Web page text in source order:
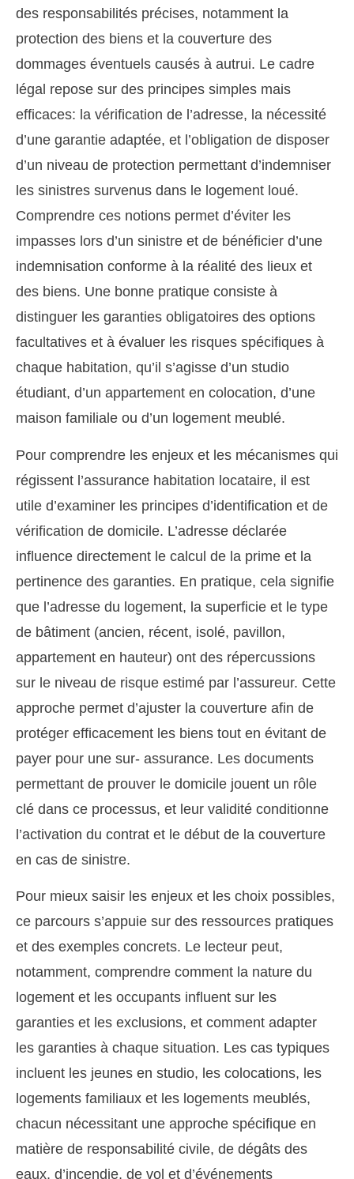
des responsabilités précises, notamment la
protection des biens et la couverture des
dommages éventuels causés à autrui. Le cadre
légal repose sur des principes simples mais
efficaces: la vérification de l’adresse, la nécessité
d’une garantie adaptée, et l’obligation de disposer
d’un niveau de protection permettant d’indemniser
les sinistres survenus dans le logement loué.
Comprendre ces notions permet d’éviter les
impasses lors d’un sinistre et de bénéficier d’une
indemnisation conforme à la réalité des lieux et
des biens. Une bonne pratique consiste à
distinguer les garanties obligatoires des options
facultatives et à évaluer les risques spécifiques à
chaque habitation, qu’il s’agisse d’un studio
étudiant, d’un appartement en colocation, d’une
maison familiale ou d’un logement meublé.
Pour comprendre les enjeux et les mécanismes qui
régissent l’assurance habitation locataire, il est
utile d’examiner les principes d’identification et de
vérification de domicile. L’adresse déclarée
influence directement le calcul de la prime et la
pertinence des garanties. En pratique, cela signifie
que l’adresse du logement, la superficie et le type
de bâtiment (ancien, récent, isolé, pavillon,
appartement en hauteur) ont des répercussions
sur le niveau de risque estimé par l’assureur. Cette
approche permet d’ajuster la couverture afin de
protéger efficacement les biens tout en évitant de
payer pour une sur- assurance. Les documents
permettant de prouver le domicile jouent un rôle
clé dans ce processus, et leur validité conditionne
l’activation du contrat et le début de la couverture
en cas de sinistre.
Pour mieux saisir les enjeux et les choix possibles,
ce parcours s’appuie sur des ressources pratiques
et des exemples concrets. Le lecteur peut,
notamment, comprendre comment la nature du
logement et les occupants influent sur les
garanties et les exclusions, et comment adapter
les garanties à chaque situation. Les cas typiques
incluent les jeunes en studio, les colocations, les
logements familiaux et les logements meublés,
chacun nécessitant une approche spécifique en
matière de responsabilité civile, de dégâts des
eaux, d’incendie, de vol et d’événements